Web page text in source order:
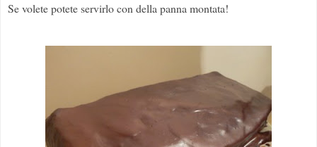
Se volete potete servirlo con della panna montata!